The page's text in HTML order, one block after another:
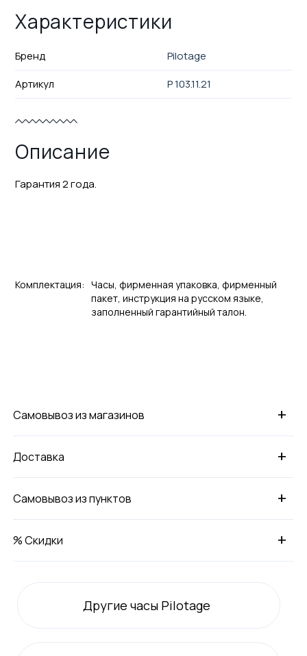
Характеристики
Бренд
Pilotage
Артикул
P 103.11.21
Описание
Гарантия 2 года.
Комплектация: Часы, фирменная упаковка, фирменный
пакет, инструкция на русском языке,
заполненный гарантийный талон.
+
Самовывоз из магазинов
+
Доставка
+
Самовывоз из пунктов
+
% Скидки
Другие часы Pilotage